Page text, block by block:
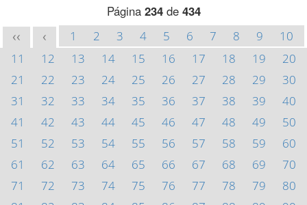
Página 234de 434
<< < 1 2 3 4 5 6 7 8 9
10
11
12 13 14 15 16 17 18 19
20
21
22 23 24 25 26 27 28 29
30
31
32 33 34 35 36 37 38 39
40
41
42 43 44 45 46 47 48 49
50
51
52 53 54 55 56 57 58 59
60
61
62 63 64 65 66 67 68 69
70
71
72 73 74 75 76 77 78 79
80